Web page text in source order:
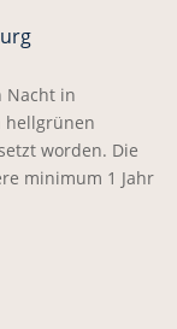
Nacht in
hellgrünen
worden. Die
minimum 1 Jahr